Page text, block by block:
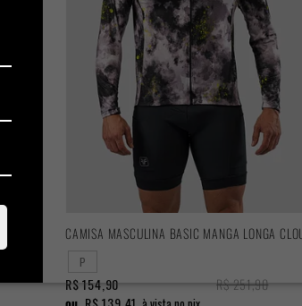
CAMISA MASCULINA BASIC MANGA LONGA
P
R$ 251,90
R$ 154,90